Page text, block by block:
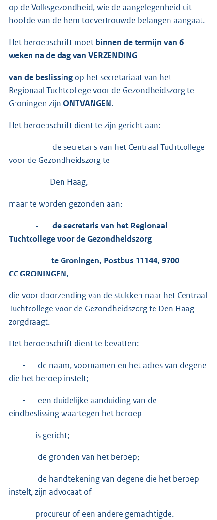
op de Volksgezondheid, wie de aangelegenheid uit
hoofde van de hem toevertrouwde belangen aangaat.
Het beroepschrift moet binnen de termijn van 6
weken na de dag van VERZENDING
van de beslissing op het secretariaat van het
Regionaal Tuchtcollege voor de Gezondheidszorg te
Groningen zijn ONTVANGEN.
Het beroepschrift dient te zijn gericht aan:
- de secretaris van het Centraal Tuchtcollege
voor de Gezondheidszorg te
Den Haag,
maar te worden gezonden aan:
- de secretaris van het Regionaal
Tuchtcollege voor de Gezondheidszorg
te Groningen, Postbus 11144, 9700
CC GRONINGEN,
die voor doorzending van de stukken naar het Centraal
Tuchtcollege voor de Gezondheidszorg te Den Haag
zorgdraagt.
Het beroepschrift dient te bevatten:
- de naam, voornamen en het adres van degene
die het beroep instelt;
- een duidelijke aanduiding van de
eindbeslissing waartegen het beroep
is gericht;
- de gronden van het beroep;
- de handtekening van degene die het beroep
instelt, zijn advocaat of
procureur of een andere gemachtigde.